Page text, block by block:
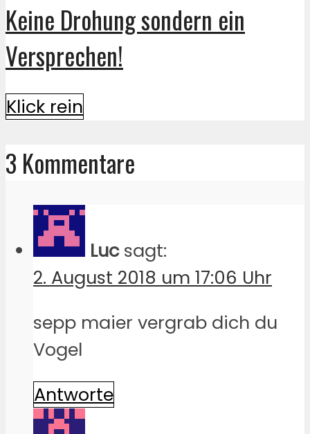
Keine Drohung sondern ein
Versprechen!
Klick rein
3 Kommentare
Luc sagt:
2. August 2018 um 17:06 Uhr
sepp maier vergrab dich du
Vogel
Antworte